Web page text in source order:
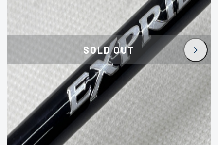
イシグロ豊田店
イシグロ豊橋向山店
イシグロ岐阜店
イシグロ高林店
イシグロ西尾店
イシグロ三河安城店
イシグロ半田店
イシグロ岡崎大樹寺店
悪
かなり使用感があり、全体的
に目立つ傷が多い品
著しく状態が悪いが使用はで
きるもの、改造品も含む
※ルアー、エギ、雑品、その他につきましては
ランク表記はございません。 状態は写真にて
ご確認ください。
SOLD OUT